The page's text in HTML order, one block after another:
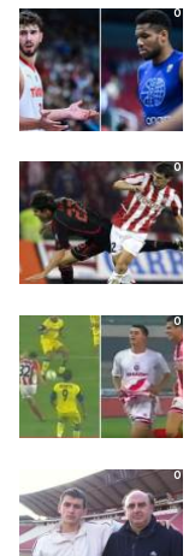
0
0
0
0